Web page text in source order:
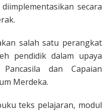
secara
salah satu perangkat
pendidik dalam upaya
dan Capaian
Merdeka.
teks pelajaran, modul